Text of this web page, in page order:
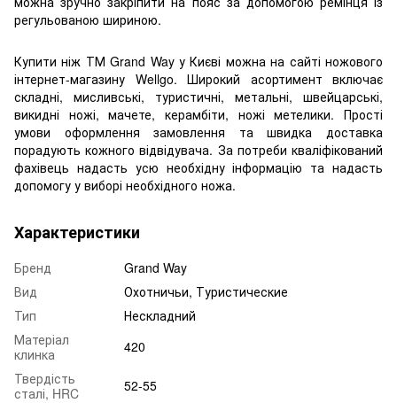
регульованою шириною.
Купити ніж ТМ Grand Way у Києві можна на сайті ножового
інтернет-магазину Wellgo. Широкий асортимент включає
складні, мисливські, туристичні, метальні, швейцарські,
викидні ножі, мачете, керамбіти, ножі метелики. Прості
умови оформлення замовлення та швидка доставка
порадують кожного відвідувача. За потреби кваліфікований
фахівець надасть усю необхідну інформацію та надасть
допомогу у виборі необхідного ножа.
Характеристики
Бренд
Grand Way
Вид
Охотничьи, Туристические
Тип
Нескладний
Матеріал
клинка
420
Твердість
сталі, HRC
52-55